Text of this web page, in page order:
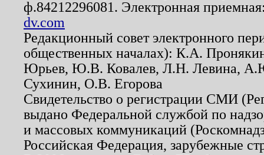
ф.84212296081. Электронная
dv.com
Редакционный совет электронного
общественных началах): К.А.
Юрьев, Ю.В. Ковалев, Л.Н. Левина,
Сухинин, О.В. Егорова
Свидетельство о регистрации СМИ
выдано Федеральной службой по
и массовых коммуникаций
Российская Федерация, зарубежные